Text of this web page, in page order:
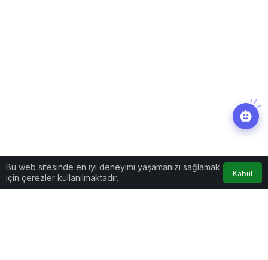
Bu web sitesinde en iyi deneyimi yaşamanızı sağlamak
için çerezler kullanılmaktadır.
Kabul